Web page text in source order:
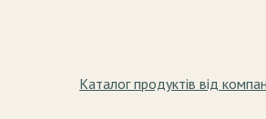
Каталог продуктів від